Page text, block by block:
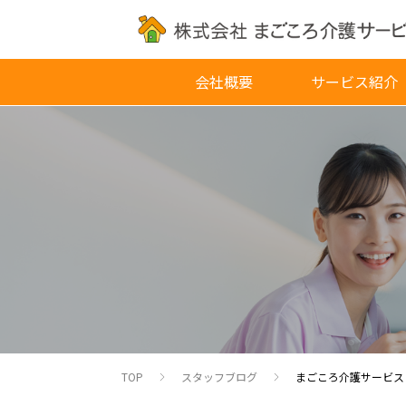
会社概要 サービス紹介
TOP スタッフブログ まごころ介護サービ